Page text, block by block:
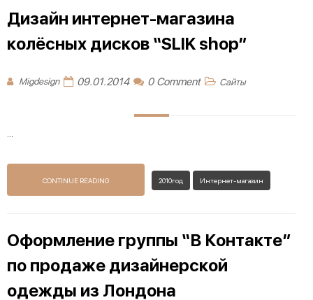
Дизайн интернет-магазина
колёсных дисков “SLIK shop”
Migdesign 09.01.2014 0 Comment Сайты
...
CONTINUE READING 2010год Интернет-магазин
Оформление группы “В Контакте”
по продаже дизайнерской
одежды из Лондона